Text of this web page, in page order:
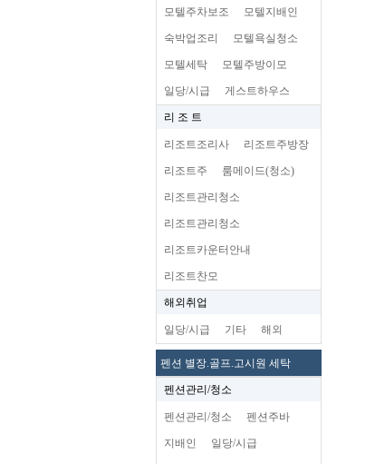
모텔주차보조 모텔지배인
숙박업조리 모텔욕실청소
모텔세탁 모텔주방이모
일당/시급 게스트하우스
리 조 트
리조트조리사 리조트주방장
리조트주 룸메이드(청소)
리조트관리청소
리조트관리청소
리조트카운터안내
리조트찬모
해외취업
일당/시급 기타 해외
펜션 별장.골프.고시원 세탁
펜션관리/청소
펜션관리/청소 펜션주바
지배인 일당/시급